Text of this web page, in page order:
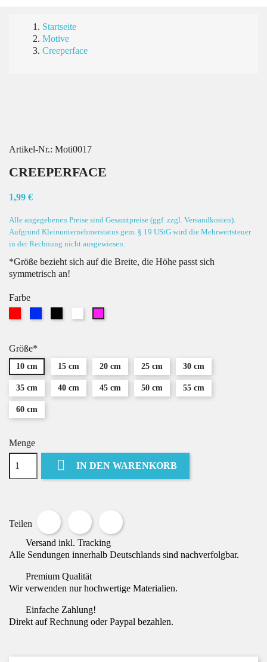
Startseite
Motive
Creeperface
Artikel-Nr.: Moti0017
CREEPERFACE
1,99 €
Alle angegebenen Preise sind Gesamtpreise (ggf. zzgl. Versandkosten).
Aufgrund Kleinunternehmerstatus gem. § 19 UStG wird die Mehrwertsteuer
in der Rechnung nicht ausgewiesen.
*Größe bezieht sich auf die Breite, die Höhe passt sich
symmetrisch an!
Farbe
Größe*
10 cm 15 cm 20 cm 25 cm 30 cm
35 cm 40 cm 45 cm 50 cm 55 cm
60 cm
Menge
 IN DEN WARENKORB
Teilen
Versand inkl. Tracking
Alle Sendungen innerhalb Deutschlands sind nachverfolgbar.
Premium Qualität
Wir verwenden nur hochwertige Materialien.
Einfache Zahlung!
Direkt auf Rechnung oder Paypal bezahlen.